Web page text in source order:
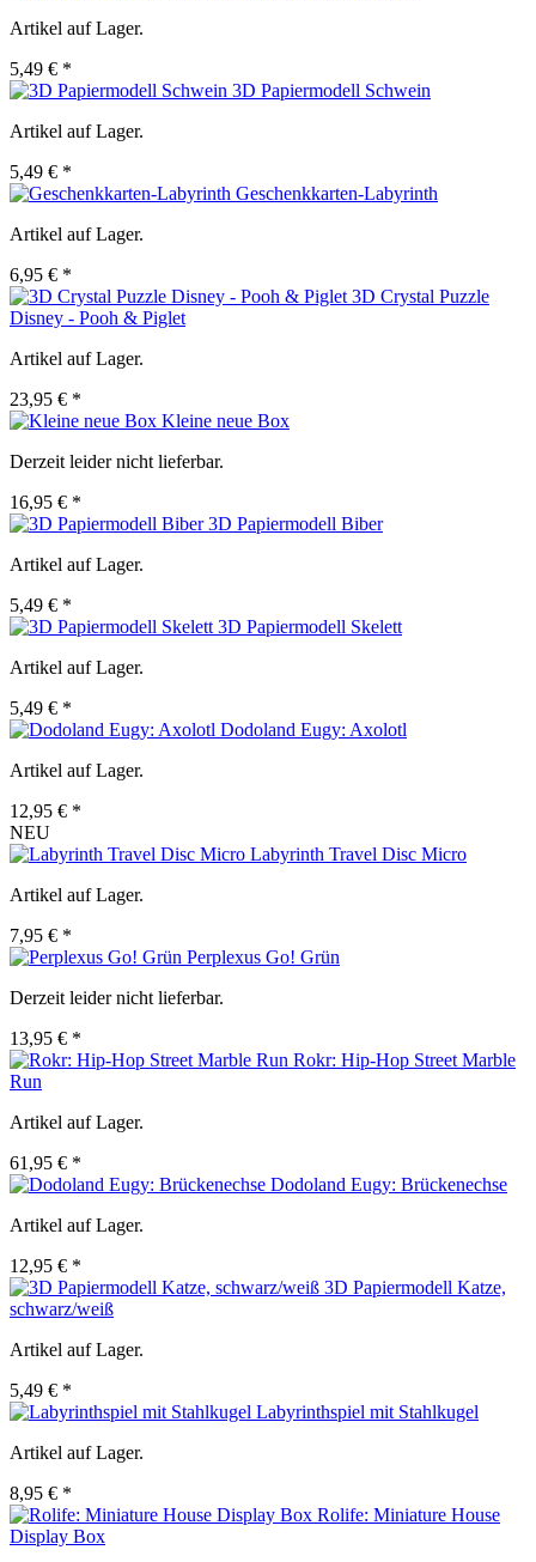
Artikel auf Lager.
5,49 € *
3D Papiermodell Schwein
Artikel auf Lager.
5,49 € *
Geschenkkarten-Labyrinth
Artikel auf Lager.
6,95 € *
3D Crystal Puzzle
Disney - Pooh & Piglet
Artikel auf Lager.
23,95 € *
Kleine neue Box
Derzeit leider nicht lieferbar.
16,95 € *
3D Papiermodell Biber
Artikel auf Lager.
5,49 € *
3D Papiermodell Skelett
Artikel auf Lager.
5,49 € *
Dodoland Eugy: Axolotl
Artikel auf Lager.
12,95 € *
NEU
Labyrinth Travel Disc Micro
Artikel auf Lager.
7,95 € *
Perplexus Go! Grün
Derzeit leider nicht lieferbar.
13,95 € *
Rokr: Hip-Hop Street Marble
Run
Artikel auf Lager.
61,95 € *
Dodoland Eugy: Brückenechse
Artikel auf Lager.
12,95 € *
3D Papiermodell Katze,
schwarz/weiß
Artikel auf Lager.
5,49 € *
Labyrinthspiel mit Stahlkugel
Artikel auf Lager.
8,95 € *
Rolife: Miniature House
Display Box